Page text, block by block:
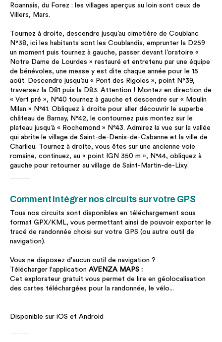
Roannais, du Forez : les villages aperçus au loin sont ceux de
Villers, Mars.
Tournez à droite, descendre jusqu’au cimetière de Coublanc
N°38, ici les habitants sont les Coublandis, emprunter la D259
un moment puis tournez à gauche, passer devant l’oratoire «
Notre Dame de Lourdes » restauré et entretenu par une équipe
de bénévoles, une messe y est dite chaque année pour le 15
août. Descendre jusqu’au « Pont des Rigoles », point N°39,
traversez la D81 puis la D83. Attention ! Montez en direction de
« Vert pré », N°40 tournez à gauche et descendre sur « Moulin
Milan » N°41. Obliquez à droite pour aller découvrir le superbe
château de Barnay, N°42, le contournez puis montez sur le
plateau jusqu’à « Rochemond » N°43. Admirez la vue sur la vallée
qui abrite le village de Saint-de-Denis-de-Cabanne et la ville de
Charlieu. Tournez à droite, vous êtes sur une ancienne voie
romaine, continuez, au « point IGN 350 m », N°44, obliquez à
gauche pour retourner au village de Saint-Martin-de-Lixy.
Comment intégrer nos circuits sur votre GPS
Tous nos circuits sont disponibles en téléchargement sous
format GPX/KML, vous permettant ainsi de pouvoir exporter le
tracé de randonnée choisi sur votre GPS (ou autre outil de
navigation).
Vous ne disposez d'aucun outil de navigation ?
Télécharger l'application AVENZA MAPS :
Cet explorateur gratuit vous permet de lire en géolocalisation
des cartes téléchargées pour la randonnée, le vélo...
Disponible sur iOS et Android